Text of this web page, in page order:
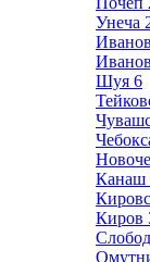
Унеча
Шуя 6
Канаш
Киров